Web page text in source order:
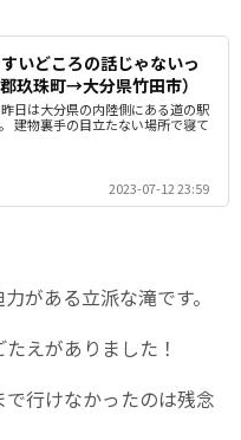
いどころの話じゃないっ
玖珠町→大分県竹田市）
日は大分県の内陸側にある道の駅
建物裏手の目立たない場所で寝て
2023-07-12 23:59
がある立派な滝です。
えがありました！
行けなかったのは残念